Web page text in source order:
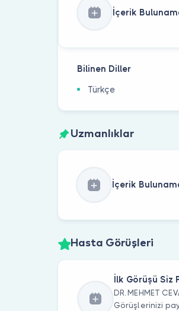
İçerik
Bilinen Diller
Türkçe
Uzmanlıklar
İçerik
Hasta Görüşleri
İlk Görüşü Siz
DR. MEHMET
Görüşlerinizi